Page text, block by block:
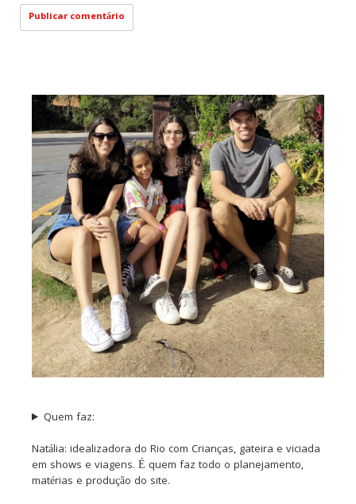
Quem faz:
Natália: idealizadora do Rio com Crianças, gateira e viciada
em shows e viagens. É quem faz todo o planejamento,
matérias e produção do site.